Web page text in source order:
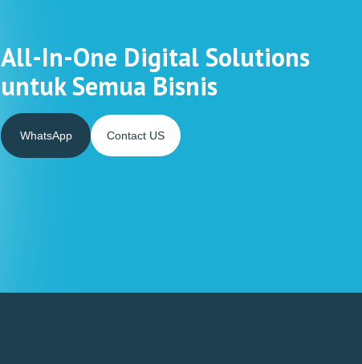
All-In-One Digital Solutions
untuk Semua Bisnis
WhatsApp Contact US